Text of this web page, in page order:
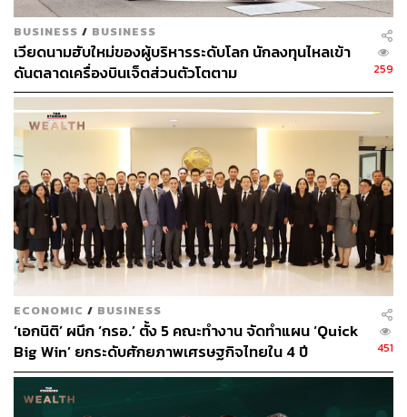
ส่วนตลาดตราสารหนี้ ESG ไทยทรงตัว แต่คาดว่าจะขยายตัว
เร่งขึ้นจากการโอนกองทุน LTF เข้ากองทุน ThaiESG ใน
อนาคต
โดยยอดคงค้างตราสารหนี้ ESG ไทยอยู่ที่ 25.1 พันล้าน
ดอลลาร์สหรัฐ โดยกระทรวงการคลังเตรียมเสนอมาตรการ
โอนหน่วยลงทุนจากกองทุน LTF ที่จะครบกำหนดขายในสิ้นปี
นี้เข้ากองทุน ThaiESG โดยเม็ดเงินที่จะไหลเข้าสู่ตลาด ESG
ขึ้นอยู่กับวงเงินที่ลดภาษีและระยะเวลาถือครอง (Lock-up
Period) ซึ่งจะมีความชัดเจนมากขึ้นภายในสิ้นเดือนมีนาคมนี้
BUSINESS / BUSINESS
เวียดนามฮับใหม่ของผู้บริหารระดับโลก นักลงทุนไหลเข้า
ดันตลาดเครื่องบินเจ็ตส่วนตัวโตตาม
259
ECONOMIC / BUSINESS
‘เอกนิติ’ ผนึก ‘กรอ.’ ตั้ง 5 คณะทำงาน จัดทำแผน ‘Quick
Big Win’ ยกระดับศักยภาพเศรษฐกิจไทยใน 4 ปี
451